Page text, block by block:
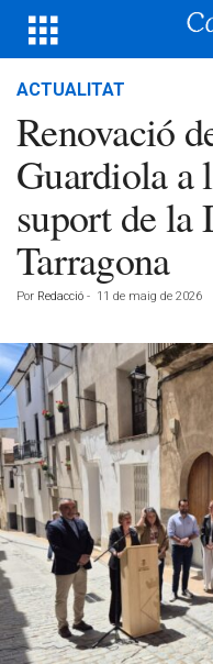
ACTUALITAT
Renovació
Guardiola a
suport de la
Tarragona
Por Redacció - 11 de maig de 2026